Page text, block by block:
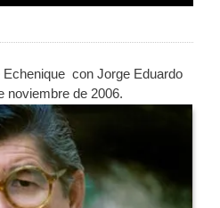
con Jorge Eduardo
noviembre de 2006.